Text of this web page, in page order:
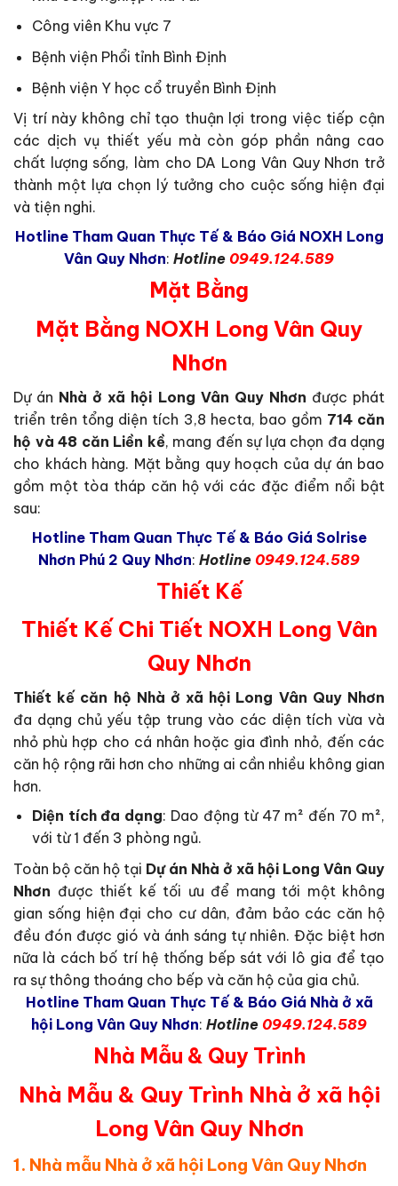
Công viên Khu vực 7
Bệnh viện Phổi tỉnh Bình Định
Bệnh viện Y học cổ truyền Bình Định
Vị trí này không chỉ tạo thuận lợi trong việc tiếp cận
các dịch vụ thiết yếu mà còn góp phần nâng cao
chất lượng sống, làm cho DA Long Vân Quy Nhơn trở
thành một lựa chọn lý tưởng cho cuộc sống hiện đại
và tiện nghi.
Hotline Tham Quan Thực Tế & Báo Giá NOXH Long
Vân Quy Nhơn: Hotline 0949.124.589
Mặt Bằng
Mặt Bằng NOXH Long Vân Quy
Nhơn
Dự án Nhà ở xã hội Long Vân Quy Nhơn được phát
triển trên tổng diện tích 3,8 hecta, bao gồm 714 căn
hộ và 48 căn Liền kề, mang đến sự lựa chọn đa dạng
cho khách hàng. Mặt bằng quy hoạch của dự án bao
gồm một tòa tháp căn hộ với các đặc điểm nổi bật
sau:
Hotline Tham Quan Thực Tế & Báo Giá Solrise
Nhơn Phú 2 Quy Nhơn: Hotline 0949.124.589
Thiết Kế
Thiết Kế Chi Tiết NOXH Long Vân
Quy Nhơn
Thiết kế căn hộ Nhà ở xã hội Long Vân Quy Nhơn
đa dạng chủ yếu tập trung vào các diện tích vừa và
nhỏ phù hợp cho cá nhân hoặc gia đình nhỏ, đến các
căn hộ rộng rãi hơn cho những ai cần nhiều không gian
hơn.
Diện tích đa dạng: Dao động từ 47 m² đến 70 m²,
với từ 1 đến 3 phòng ngủ.
Toàn bộ căn hộ tại Dự án Nhà ở xã hội Long Vân Quy
Nhơn được thiết kế tối ưu để mang tới một không
gian sống hiện đại cho cư dân, đảm bảo các căn hộ
đều đón được gió và ánh sáng tự nhiên. Đặc biệt hơn
nữa là cách bố trí hệ thống bếp sát với lô gia để tạo
ra sự thông thoáng cho bếp và căn hộ của gia chủ.
Hotline Tham Quan Thực Tế & Báo Giá Nhà ở xã
hội Long Vân Quy Nhơn: Hotline 0949.124.589
Nhà Mẫu & Quy Trình
Nhà Mẫu & Quy Trình Nhà ở xã hội
Long Vân Quy Nhơn
1. Nhà mẫu Nhà ở xã hội Long Vân Quy Nhơn